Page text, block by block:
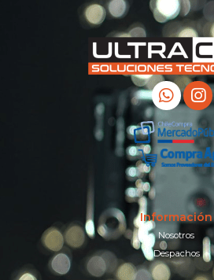
Información
Nosotros
Despachos